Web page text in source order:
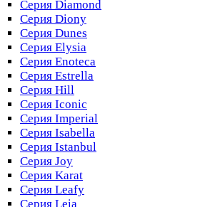
Серия Diamond
Серия Diony
Серия Dunes
Серия Elysia
Серия Enoteca
Серия Estrella
Серия Hill
Серия Iconic
Серия Imperial
Серия Isabella
Серия Istanbul
Серия Joy
Серия Karat
Серия Leafy
Серия Leia